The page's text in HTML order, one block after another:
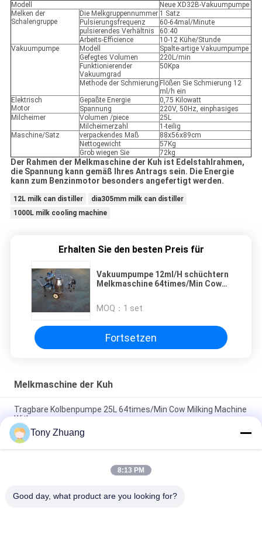
Modell
Neue XD32B-Vakuumpumpe
Melken der
Schalengruppe
Die Melkgruppennummer 1 Satz
Pulsierungsfrequenz
60-64mal/Minute
pulsierendes Verhältnis
60:40
Arbeits-Efficience
10-12 Kühe/Stunde
Vakuumpumpe
Modell
Spalte-artige Vakuumpumpe
Gefegtes Volumen
220L/min
Funktionierender
Vakuumgrad
50Kpa
Methode der Schmierung Flößen Sie Schmierung 12
ml/h ein
Elektrisch
Motor
Gepaßte Energie
0,75 Kilowatt
Spannung
220V, 50Hz, einphasiges
Milcheimer
Volumen /piece
25L
Milcheimerzahl
1-teilig
Maschine/Satz
verpackendes Maß
88x56x89cm
Nettogewicht
57Kg
Grob wiegen Sie
72kg
Der Rahmen der Melkmaschine der Kuh ist Edelstahlrahmen,
die Spannung kann gemäß Ihres Antrags sein. Die Energie
kann zum Benzinmotor besonders angefertigt werden.
12L milk can distiller
dia305mm milk can distiller
1000L milk cooling machine
Erhalten Sie den besten Preis für
Vakuumpumpe 12ml/H schüchtern
Melkmaschine 64times/Min Cow
MOQ： 1 set
Fortsetzen
Melkmaschine der Kuh
Tragbare Kolbenpumpe 25L 64times/Min Cow Milking Machine
With
Vertikaler Milchkühlungs-Behälter 500 Liter, Sammelbehälter
der Rohmilch-6000Kilocalorie/H
Einzelne Kuh-Melkmaschine 50Kpa des Eimer-12cows/H
Tony Zhuang
8:13 PM
Good day, what product are you looking for?